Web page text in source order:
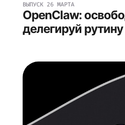
ВЫПУСК 26 МАРТА
OpenClaw:
делегируй рутину